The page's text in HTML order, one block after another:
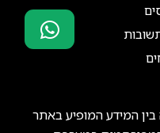
המידע המופיע באתר